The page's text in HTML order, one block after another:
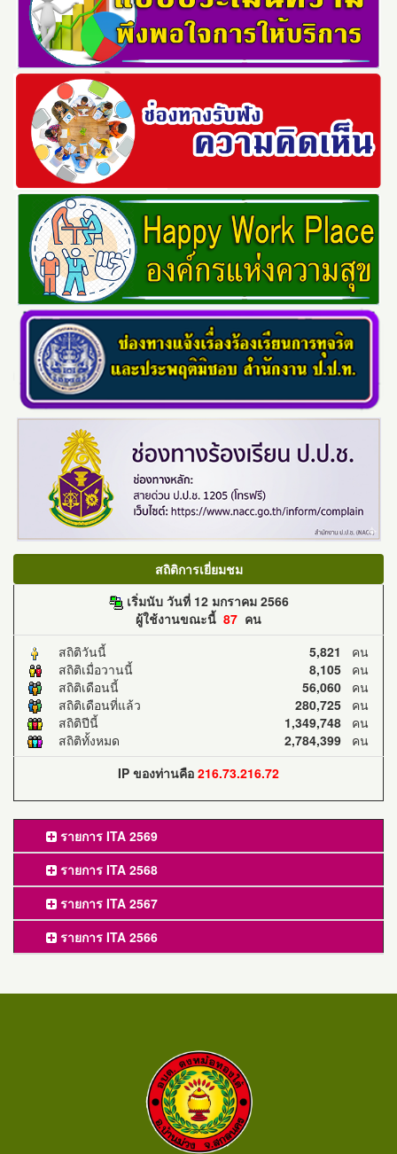
สถิติการเยี่ยมชม
เริ่มนับ วันที่ 12 มกราคม 2566
ผู้ใช้งานขณะนี้ 87 คน
สถิติวันนี้
5,821 คน
สถิติเมื่อวานนี้
8,105 คน
สถิติเดือนนี้
56,060 คน
สถิติเดือนที่แล้ว
280,725 คน
สถิติปีนี้
1,349,748 คน
สถิติทั้งหมด
2,784,399 คน
IP ของท่านคือ 216.73.216.72
รายการ ITA 2569
รายการ ITA 2568
รายการ ITA 2567
รายการ ITA 2566